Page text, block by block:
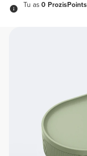
Tu as 0 ProzisPoints